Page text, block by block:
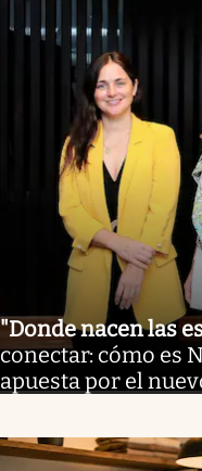
"Donde nacen las
conectar: cómo es
apuesta por el